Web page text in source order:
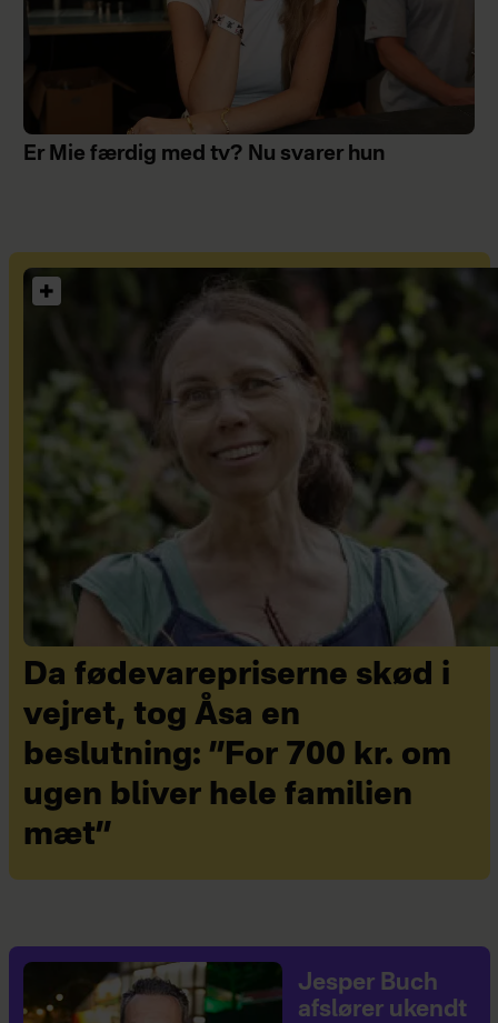
Er Mie færdig med tv? Nu svarer hun
Da fødevarepriserne skød i
vejret, tog Åsa en
beslutning: ”For 700 kr. om
ugen bliver hele familien
mæt”
Jesper Buch
afslører ukendt